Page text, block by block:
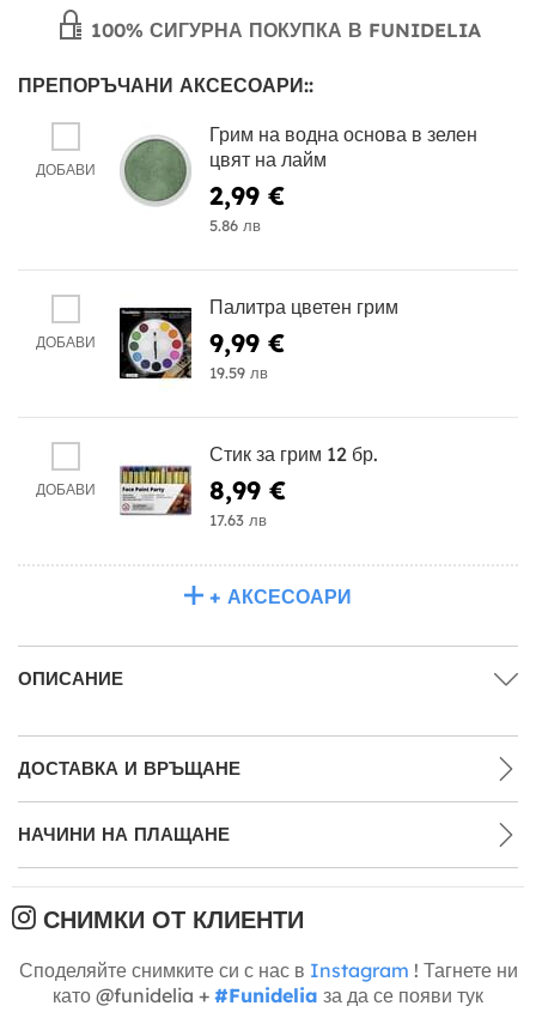
100% СИГУРНА ПОКУПКА В FUNIDELIA
ПРЕПОРЪЧАНИ АКСЕСОАРИ::
ДОБАВИ
Грим на водна основа в зелен
цвят на лайм
2,99 €
5.86 лв
ДОБАВИ
Палитра цветен грим
9,99 €
19.59 лв
ДОБАВИ
Стик за грим 12 бр.
8,99 €
17.63 лв
+ АКСЕСОАРИ
ОПИСАНИЕ
ДОСТАВКА И ВРЪЩАНЕ
НАЧИНИ НА ПЛАЩАНЕ
СНИМКИ ОТ КЛИЕНТИ
Споделяйте снимките си с нас в Instagram ! Тагнете ни
като @funidelia + #Funidelia за да се появи тук